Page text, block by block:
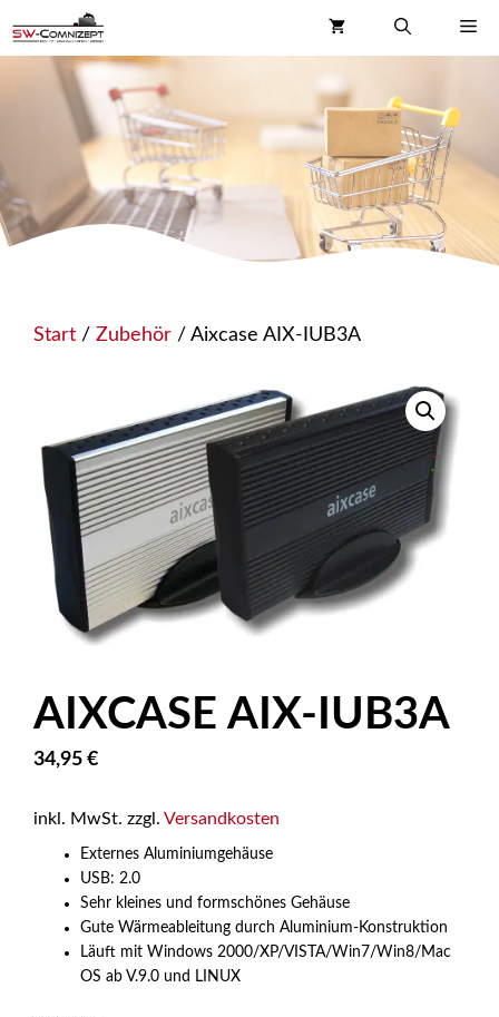
Inhalt
springen
Start / Zubehör / Aixcase AIX-IUB3A
AIXCASE AIX-IUB3A
34,95 €
inkl. MwSt. zzgl. Versandkosten
Externes Aluminiumgehäuse
USB: 2.0
Sehr kleines und formschönes Gehäuse
Gute Wärmeableitung durch Aluminium-Konstruktion
Läuft mit Windows 2000/XP/VISTA/Win7/Win8/Mac
OS ab V.9.0 und LINUX